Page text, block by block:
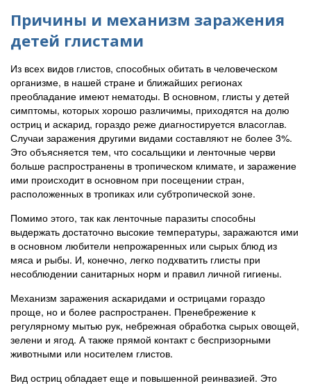
Причины и механизм заражения
детей глистами
Из всех видов глистов, способных обитать в человеческом
организме, в нашей стране и ближайших регионах
преобладание имеют нематоды. В основном, глисты у детей
симптомы, которых хорошо различимы, приходятся на долю
остриц и аскарид, гораздо реже диагностируется власоглав.
Случаи заражения другими видами составляют не более 3%.
Это объясняется тем, что сосальщики и ленточные черви
больше распространены в тропическом климате, и заражение
ими происходит в основном при посещении стран,
расположенных в тропиках или субтропической зоне.
Помимо этого, так как ленточные паразиты способны
выдержать достаточно высокие температуры, заражаются ими
в основном любители непрожаренных или сырых блюд из
мяса и рыбы. И, конечно, легко подхватить глисты при
несоблюдении санитарных норм и правил личной гигиены.
Механизм заражения аскаридами и острицами гораздо
проще, но и более распространен. Пренебрежение к
регулярному мытью рук, небрежная обработка сырых овощей,
зелени и ягод. А также прямой контакт с беспризорными
животными или носителем глистов.
Вид остриц обладает еще и повышенной реинвазией. Это